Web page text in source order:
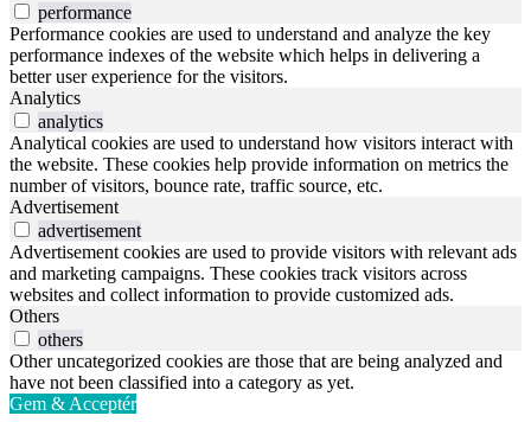
performance
Performance cookies are used to understand and analyze the key
performance indexes of the website which helps in delivering a
better user experience for the visitors.
Analytics
analytics
Analytical cookies are used to understand how visitors interact with
the website. These cookies help provide information on metrics the
number of visitors, bounce rate, traffic source, etc.
Advertisement
advertisement
Advertisement cookies are used to provide visitors with relevant ads
and marketing campaigns. These cookies track visitors across
websites and collect information to provide customized ads.
Others
others
Other uncategorized cookies are those that are being analyzed and
have not been classified into a category as yet.
Gem & Acceptér